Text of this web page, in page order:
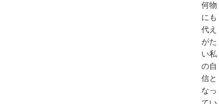
何物
にも
代え
がた
い私
の自
信と
なっ